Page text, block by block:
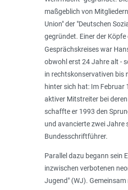
maßgeblich von
Union" der "Deutschen
gegründet. Einer der
Gesprächskreises war
obwohl erst 24 Jahre alt -
in rechtskonservativen bis
hinter sich hat: Im Februar
aktiver Mitstreiter bei
schaffte er 1993 den
und avancierte zwei Jahre
Bundesschriftführer.
Parallel dazu begann sein
inzwischen verbotenen
Jugend" (WJ).